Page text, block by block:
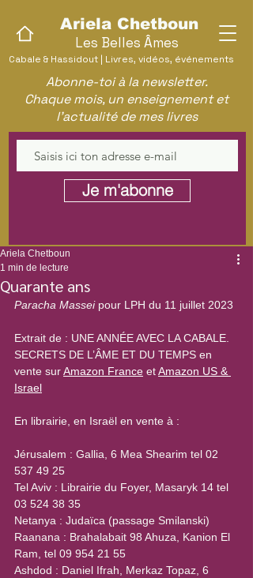
Cabale & Hassidout | Livres, vidéos, événements
Ariela Chetboun
Les Belles Âmes
Abonne-toi à la newsletter.
Chaque mois, un enseignement et
l'actualité de mes livres
Je m'abonne
Quarante ans
Ariela Chetboun
1 min de lecture
Paracha Massei pour LPH du 11 juillet 2023
Extrait de : UNE ANNÉE AVEC LA CABALE.
SECRETS DE L’ÂME ET DU TEMPS en
vente sur Amazon France et Amazon US &
Israel
En librairie, en Israël en vente à :
Jérusalem : Gallia, 6 Mea Shearim tel 02
537 49 25
Tel Aviv : Librairie du Foyer, Masaryk 14 tel
03 524 38 35
Netanya : Judaïca (passage Smilanski)
Raanana : Brahalabait 98 Ahuza, Kanion El
Ram, tel 09 954 21 55
Ashdod : Daniel Ifrah, Merkaz Topaz, 6